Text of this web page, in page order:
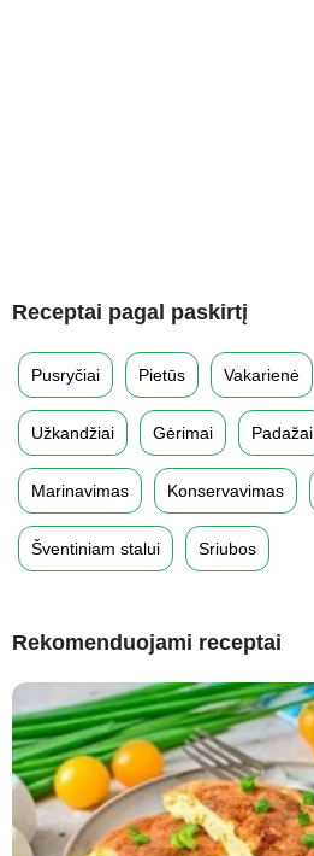
Receptai pagal paskirtį
Pusryčiai Pietūs Vakarienė
Užkandžiai Gėrimai Padažai
Marinavimas Konservavimas
Šventiniam stalui Sriubos
Rekomenduojami receptai